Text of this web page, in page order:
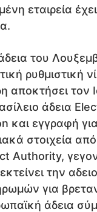
εταιρεία
του
ρυθμιστική
αποκτήσει τον
άδεια
και εγγραφή για
στοιχεία
Authority,
την
για
άδεια